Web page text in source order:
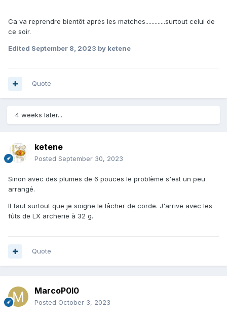
Ca va reprendre bientôt après les matches.............surtout celui de
ce soir.
Edited September 8, 2023 by ketene
Quote
4 weeks later...
ketene
Posted September 30, 2023
Sinon avec des plumes de 6 pouces le problème s'est un peu
arrangé.
Il faut surtout que je soigne le lâcher de corde. J'arrive avec les
fûts de LX archerie à 32 g.
Quote
MarcoP0l0
Posted October 3, 2023